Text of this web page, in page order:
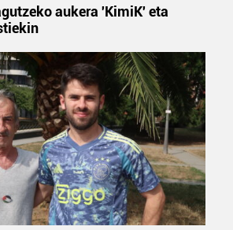
aukera 'KimiK' eta